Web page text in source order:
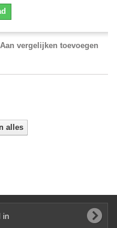
Aan vergelijken toevoegen
alles